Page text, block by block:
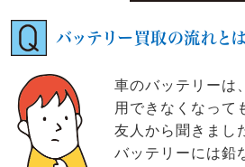
バッテリー買取の流れと
車のバッテリーは
用できなくなって
友人から聞きまし
バッテリーには鉛